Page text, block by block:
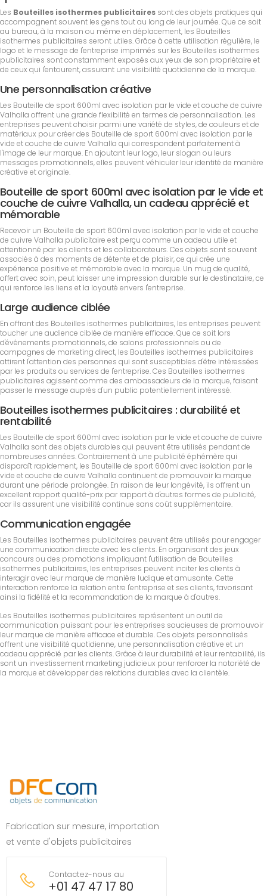
Les Bouteilles isothermes publicitaires sont des objets pratiques qui
accompagnent souvent les gens tout au long de leur journée. Que ce soit
au bureau, à la maison ou même en déplacement, les Bouteilles
isothermes publicitaires seront utiles. Grâce à cette utilisation régulière, le
logo et le message de l'entreprise imprimés sur les Bouteilles isothermes
publicitaires sont constamment exposés aux yeux de son propriétaire et
de ceux qui l'entourent, assurant une visibilité quotidienne de la marque.
Une personnalisation créative
Les Bouteille de sport 600ml avec isolation par le vide et couche de cuivre
Valhalla offrent une grande flexibilité en termes de personnalisation. Les
entreprises peuvent choisir parmi une variété de styles, de couleurs et de
matériaux pour créer des Bouteille de sport 600ml avec isolation par le
vide et couche de cuivre Valhalla qui correspondent parfaitement à
l'image de leur marque. En ajoutant leur logo, leur slogan ou leurs
messages promotionnels, elles peuvent véhiculer leur identité de manière
créative et originale.
Bouteille de sport 600ml avec isolation par le vide et
couche de cuivre Valhalla, un cadeau apprécié et
mémorable
Recevoir un Bouteille de sport 600ml avec isolation par le vide et couche
de cuivre Valhalla publicitaire est perçu comme un cadeau utile et
attentionné par les clients et les collaborateurs. Ces objets sont souvent
associés à des moments de détente et de plaisir, ce qui crée une
expérience positive et mémorable avec la marque. Un mug de qualité,
offert avec soin, peut laisser une impression durable sur le destinataire, ce
qui renforce les liens et la loyauté envers l'entreprise.
Large audience ciblée
En offrant des Bouteilles isothermes publicitaires, les entreprises peuvent
toucher une audience ciblée de manière efficace. Que ce soit lors
d'événements promotionnels, de salons professionnels ou de
campagnes de marketing direct, les Bouteilles isothermes publicitaires
attirent l'attention des personnes qui sont susceptibles d'être intéressées
par les produits ou services de l'entreprise. Ces Bouteilles isothermes
publicitaires agissent comme des ambassadeurs de la marque, faisant
passer le message auprès d'un public potentiellement intéressé.
Bouteilles isothermes publicitaires : durabilité et
rentabilité
Les Bouteille de sport 600ml avec isolation par le vide et couche de cuivre
Valhalla sont des objets durables qui peuvent être utilisés pendant de
nombreuses années. Contrairement à une publicité éphémère qui
disparaît rapidement, les Bouteille de sport 600ml avec isolation par le
vide et couche de cuivre Valhalla continuent de promouvoir la marque
durant une période prolongée. En raison de leur longévité, ils offrent un
excellent rapport qualité-prix par rapport à d'autres formes de publicité,
car ils assurent une visibilité continue sans coût supplémentaire.
Communication engagée
Les Bouteilles isothermes publicitaires peuvent être utilisés pour engager
une communication directe avec les clients. En organisant des jeux
concours ou des promotions impliquant l'utilisation de Bouteilles
isothermes publicitaires, les entreprises peuvent inciter les clients à
interagir avec leur marque de manière ludique et amusante. Cette
interaction renforce la relation entre l'entreprise et ses clients, favorisant
ainsi la fidélité et la recommandation de la marque à d'autres.
Les Bouteilles isothermes publicitaires représentent un outil de
communication puissant pour les entreprises soucieuses de promouvoir
leur marque de manière efficace et durable. Ces objets personnalisés
offrent une visibilité quotidienne, une personnalisation créative et un
cadeau apprécié par les clients. Grâce à leur durabilité et leur rentabilité, ils
sont un investissement marketing judicieux pour renforcer la notoriété de
la marque et développer des relations durables avec la clientèle.
Fabrication sur mesure, importation
et vente d'objets publicitaires
Contactez-nous au
+01 47 47 17 80